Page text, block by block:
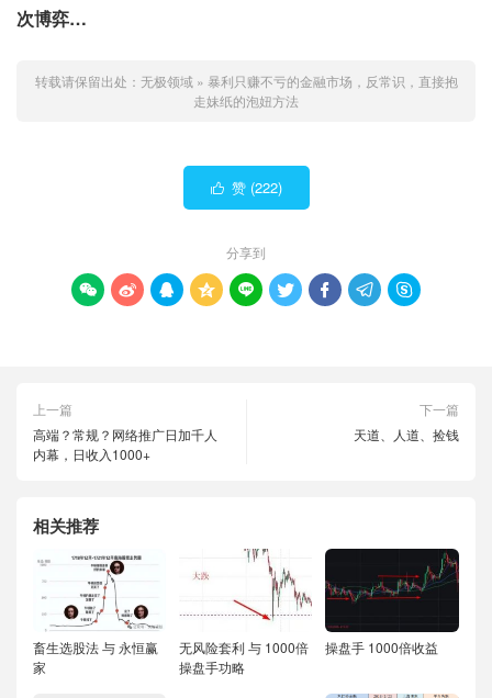
次博弈…
转载请保留出处： 无极领域 » 暴利只赚不亏的金融市场，反常识，直接抱
走妹纸的泡妞方法
 赞 (222)
分享到
        
上一篇
高端？常规？网络推广日加千人
内幕，日收入1000+
下一篇
天道、人道、捡钱
相关推荐
畜生选股法 与 永恒赢
家
无风险套利 与 1000倍
操盘手功略
操盘手 1000倍收益